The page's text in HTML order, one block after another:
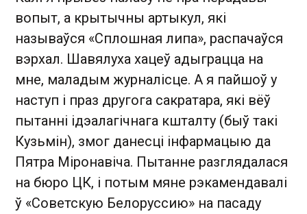
вопыт, а крытычны артыкул, які
называўся «Сплошная липа», распачаўся
вэрхал. Шавялуха хацеў адыграцца на
мне, маладым журналісце. А я пайшоў у
наступ і праз другога сакратара, які вёў
пытанні ідэалагічнага кшталту (быў такі
Кузьмін), змог данесці інфармацыю да
Пятра Міронавіча. Пытанне разглядалася
на бюро ЦК, і потым мяне рэкамендавалі
ў «Советскую Белоруссию» на пасаду